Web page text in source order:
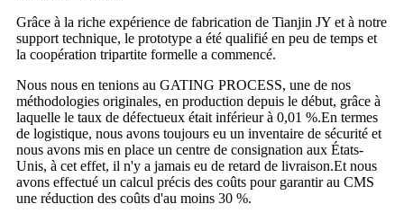
Grâce à la riche expérience de fabrication de Tianjin JY et à notre
support technique, le prototype a été qualifié en peu de temps et
la coopération tripartite formelle a commencé.
Nous nous en tenions au GATING PROCESS, une de nos
méthodologies originales, en production depuis le début, grâce à
laquelle le taux de défectueux était inférieur à 0,01 %.En termes
de logistique, nous avons toujours eu un inventaire de sécurité et
nous avons mis en place un centre de consignation aux États-
Unis, à cet effet, il n'y a jamais eu de retard de livraison.Et nous
avons effectué un calcul précis des coûts pour garantir au CMS
une réduction des coûts d'au moins 30 %.